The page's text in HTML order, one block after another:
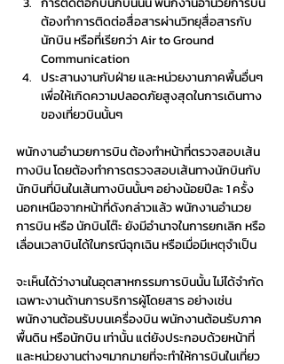
ต้องทำการติดต่อสื่อสารผ่านวิทยุสื่อสารกับ
นักบิน หรือที่เรียกว่า Air to Ground
Communication
ประสานงานกับฝ่าย และหน่วยงานภาคพื้นอื่นๆ
เพื่อให้เกิดความปลอดภัยสูงสุดในการเดินทาง
ของเที่ยวบินนั้นๆ
พนักงานอำนวยการบิน ต้องทำหน้าที่ตรวจสอบเส้น
ทางบิน โดยต้องทำการตรวจสอบเส้นทางนักบินกับ
นักบินที่บินในเส้นทางบินนั้นๆ อย่างน้อยปีละ 1 ครั้ง
นอกเหนือจากหน้าที่ดังกล่าวแล้ว พนักงานอำนวย
การบิน หรือ นักบินโต๊ะ ยังมีอำนาจในการยกเลิก หรือ
เลื่อนเวลาบินได้ในกรณีฉุกเฉิน หรือเมื่อมีเหตุจำเป็น
จะเห็นได้ว่างานในอุตสาหกรรมการบินนั้น ไม่ได้จำกัด
เฉพาะงานด้านการบริการผู้โดยสาร อย่างเช่น
พนักงานต้อนรับบนเครื่องบิน พนักงานต้อนรับภาค
พื้นดิน หรือนักบิน เท่านั้น แต่ยังประกอบด้วยหน้าที่
และหน่วยงานต่างๆมากมายที่จะทำให้การบินในเที่ยว